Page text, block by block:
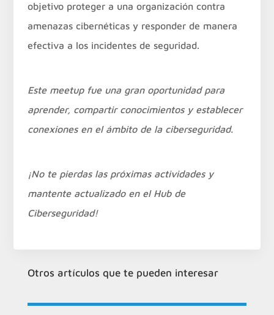
objetivo proteger a una organización contra
amenazas cibernéticas y responder de manera
efectiva a los incidentes de seguridad.
Este meetup fue una gran oportunidad para
aprender, compartir conocimientos y establecer
conexiones en el ámbito de la ciberseguridad.
¡No te pierdas las próximas actividades y
mantente actualizado en el Hub de
Ciberseguridad!
Otros artículos que te pueden interesar